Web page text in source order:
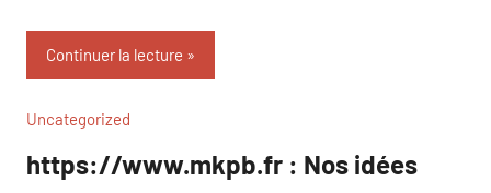
Continuer la lecture
Uncategorized
https://www.mkpb.fr : Nos idées